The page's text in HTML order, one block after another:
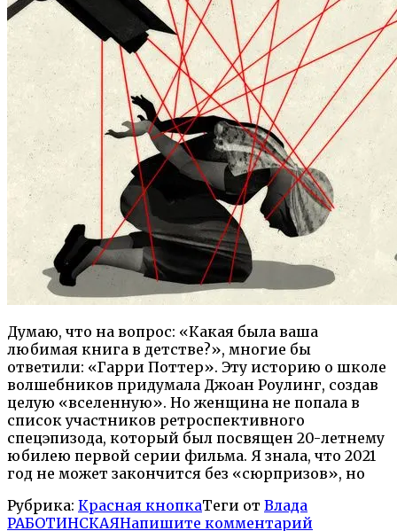
Думаю, что на вопрос: «Какая была ваша
любимая книга в детстве?», многие бы
ответили: «Гарри Поттер». Эту историю о школе
волшебников придумала Джоан Роулинг, создав
целую «вселенную». Но женщина не попала в
список участников ретроспективного
спецэпизода, который был посвящен 20-летнему
юбилею первой серии фильма. Я знала, что 2021
год не может закончится без «сюрпризов», но
Рубрика: Красная кнопкаТеги от Влада
РАБОТИНСКАЯНапишите комментарий